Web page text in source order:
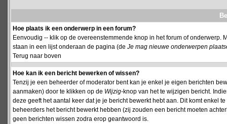
Hoe plaats ik een onderwerp in een forum?
Eenvoudig -- klik op de overeenstemmende knop in het forum of
staan in een lijst onderaan de pagina (de Je mag nieuwe onderwerpen
Terug naar boven
Hoe kan ik een bericht bewerken of wissen?
Tenzij je een beheerder of moderator bent kan je enkel je eigen berichten
aanmaken) door te klikken op de Wijzig-knop van het te wijzigen bericht.
deze geeft het aantal keer dat je je bericht bewerkt hebt aan. Dit komt enkel
beheerders het bericht bewerkt hebben (zij zouden een bericht moeten
geen berichten wissen zodra erop geantwoord is.